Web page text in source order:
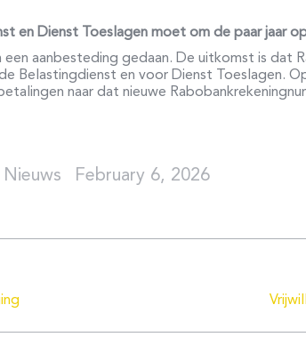
en Dienst Toeslagen moet om de paar jaar
aanbesteding gedaan. De uitkomst is dat
Belastingdienst en voor Dienst Toeslagen.
naar dat nieuwe
February 6, 2026